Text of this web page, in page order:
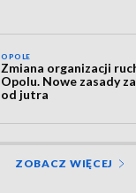
OPOLE
Zmiana organizacji
Opolu. Nowe zasady
od jutra
ZOBACZ WIĘCEJ